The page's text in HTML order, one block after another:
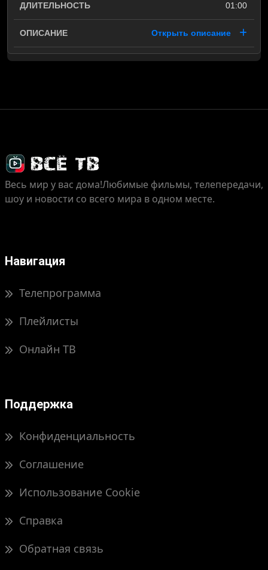
01:00
Открыть описание
Весь мир у вас дома!Любимые фильмы, телепередачи,
шоу и новости со всего мира в одном месте.
Навигация
Телепрограмма
Плейлисты
Онлайн ТВ
Поддержка
Конфиденциальность
Соглашение
Использование Cookie
Справка
Обратная связь